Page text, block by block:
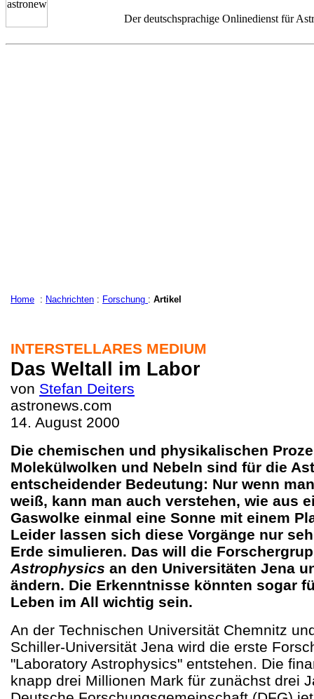
Der deutschsprachige Onlinedienst für
Home : Nachrichten : Forschung : Artikel
INTERSTELLARES MEDIUM
Das Weltall im Labor
von Stefan Deiters
astronews.com
14. August 2000
Die chemischen und physikalischen
Molekülwolken und Nebeln sind für die
entscheidender Bedeutung: Nur wenn
weiß, kann man auch verstehen, wie aus
Gaswolke einmal eine Sonne mit einem
Leider lassen sich diese Vorgänge nur
Erde simulieren. Das will die
Astrophysics an den Universitäten Jena
ändern. Die Erkenntnisse könnten sogar
Leben im All wichtig sein.
An der Technischen Universität Chemnitz
Schiller-Universität Jena wird die erste
"Laboratory Astrophysics" entstehen. Die
knapp drei Millionen Mark für zunächst drei